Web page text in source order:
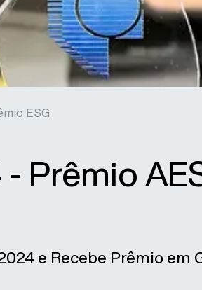
ESG
Prêmio
e Recebe Prêmio em